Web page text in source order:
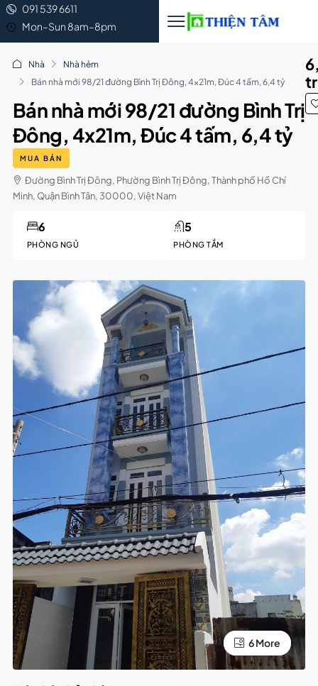
091 539 6611
Mon–Sun 8am–8pm
Nhà
Nhà hẻm
Bán nhà mới 98/21 đường Bình Trị Đông, 4x21m, Đúc 4 tấm, 6,4 tỷ
Bán nhà mới 98/21 đường Bình Trị
Đông, 4x21m, Đúc 4 tấm, 6,4 tỷ
MUA BÁN
Đường Bình Trị Đông, Phường Bình Trị Đông, Thành phố Hồ Chí
Minh, Quận Bình Tân, 30000, Việt Nam
PHÒNG NGỦ
6
PHÒNG TẮM
5
2 More
6 More